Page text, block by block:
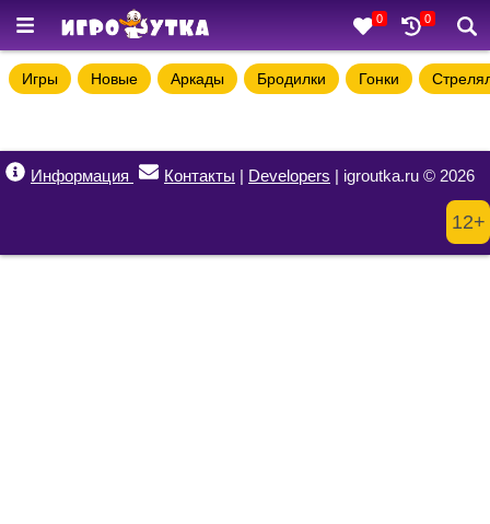
0 0
Игры Новые Аркады Бродилки Гонки
Информация Контакты | Developers | igroutka.ru © 2026
12+